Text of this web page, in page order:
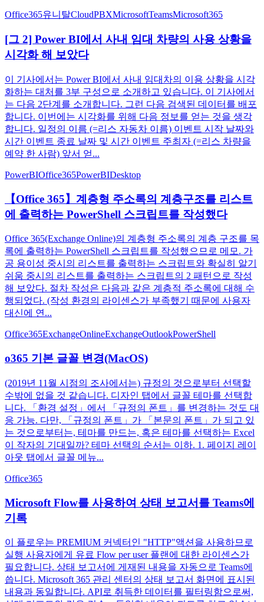
Office365유니탈CloudPBXMicrosoftTeamsMicrosoft365
[그 2] Power BI에서 사내 임대 차량의 사용 상황을
시각화 해 보았다
이 기사에서는 Power BI에서 사내 임대차의 이용 상황을 시각
화하는 대처를 3부 구성으로 소개하고 있습니다. 이 기사에서
는 다음 2단계를 소개합니다. 그런 다음 검색된 데이터를 배포
합니다. 이번에는 시각화를 위해 다음 정보를 얻는 것을 생각
합니다. 일정의 이름 (=리스 자동차 이름) 이벤트 시작 날짜와
시간 이벤트 종료 날짜 및 시간 이벤트 주최자 (=리스 차량을
예약 한 사람) 앞서 얻...
PowerBIOffice365PowerBIDesktop
【Office 365】계층형 주소록의 계층구조를 리스트
에 출력하는 PowerShell 스크립트를 작성했다
Office 365(Exchange Online)의 계층형 주소록의 계층 구조를 목
록에 출력하는 PowerShell 스크립트를 작성했으므로 메모. 가
공 용이성 중시의 리스트를 출력하는 스크립트와 확실히 알기
쉬움 중시의 리스트를 출력하는 스크립트의 2 패턴으로 작성
해 보았다. 절차 작성은 다음과 같은 계층적 주소록에 대해 수
행되었다. (작성 환경의 라이센스가 부족했기 때문에 사용자
대신에 연...
Office365ExchangeOnlineExchangeOutlookPowerShell
o365 기본 글꼴 변경(MacOS)
(2019년 11월 시점의 조사에서는) 규정의 것으로부터 선택할
수밖에 없을 것 같습니다. 디자인 탭에서 글꼴 테마를 선택합
니다. 「환경 설정」에서 「규정의 폰트」를 변경하는 것도 대
응 가능. 다만, 「규정의 폰트」가 「본문의 폰트」가 되고 있
는 것으로부터는, 테마를 만드는, 혹은 테마를 선택하는 Excel
이 작자의 기대일까? 테마 선택의 순서는 이하. 1. 페이지 레이
아웃 탭에서 글꼴 메뉴...
Office365
Microsoft Flow를 사용하여 상태 보고서를 Teams에
기록
이 플로우는 PREMIUM 커넥터인 "HTTP"액션을 사용하므로
실행 사용자에게 유료 Flow per user 플랜에 대한 라이센스가
필요합니다. 상태 보고서에 게재된 내용을 자동으로 Teams에
씁니다. Microsoft 365 관리 센터의 상태 보고서 화면에 표시된
내용과 동일합니다. API로 취득한 데이터를 필터링함으로써,